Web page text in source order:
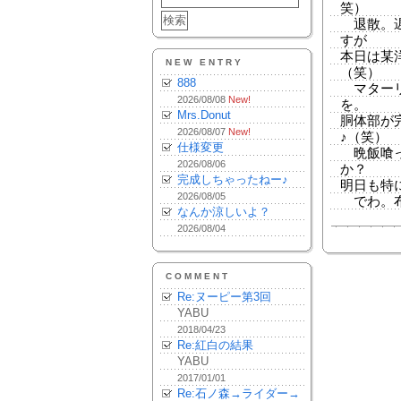
NEW ENTRY
888
2026/08/08 New!
Mrs.Donut
2026/08/07 New!
仕様変更
2026/08/06
完成しちゃったねー♪
2026/08/05
なんか涼しいよ？
2026/08/04
COMMENT
Re:ヌーピー第3回
YABU
2018/04/23
Re:紅白の結果
YABU
2017/01/01
Re:石ノ森→ライダー→
笑）
退散。
すが
本日は某
（笑）
マター
を。
胴体部が
♪（笑）
晩飯喰
か？
明日も特
でわ。